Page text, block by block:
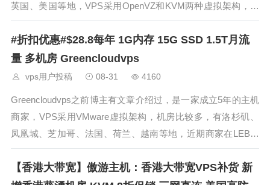
英国、美国等地，VPS采用OpenVZ和KVM两种虚拟架构，各
机房到国内的速度都算一般，只是在价格上有一点住优势，配
置为512M内存、20G SSD、1T流量的VPS月付只需要1
#折扣优惠#$28.8每年 1G内存 15G SSD 1.5T月流
量 多机房 Greencloudvps
vps用户投稿 08-31 4160
Greencloudvps之前博主有文章介绍过，是一家成立5年的主机
商家，VPS采用VMware虚拟架构，机房比较多，有洛杉矶、
凤凰城、芝加哥、法国、荷兰、越南等地，近期商家在LEB上
发布了最新的五周年优惠促销信息，SSD KVM VPS半年付及
以上方案使用优惠后可获得6折优惠，macOS VPS季
【香港大带宽】傲游主机：香港大带宽VPS补货 新